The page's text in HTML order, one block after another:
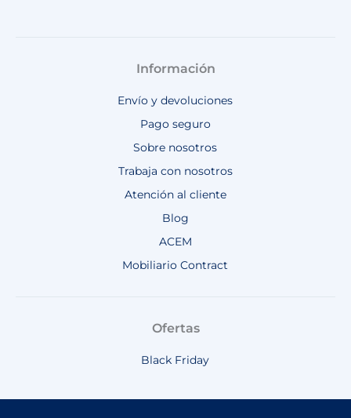
Información
Envío y devoluciones
Pago seguro
Sobre nosotros
Trabaja con nosotros
Atención al cliente
Blog
ACEM
Mobiliario Contract
Ofertas
Black Friday